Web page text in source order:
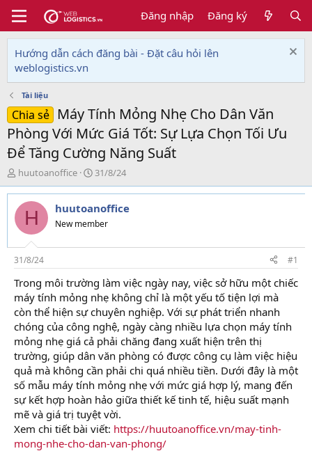
Đăng nhập Đăng ký
Hướng dẫn cách đăng bài - Đặt câu hỏi lên
weblogistics.vn
Tài liệu
Chia sẻ
Máy Tính Mỏng Nhẹ Cho Dân Văn
Phòng Với Mức Giá Tốt: Sự Lựa Chọn Tối Ưu
Để Tăng Cường Năng Suất
T
h
r
e
d
s
t
a
r
t
e
r
huutoanoffice
N
g
à
y
g
i
31/8/24
H huutoanoffice
New member
31/8/24 #1
Trong môi trường làm việc ngày nay, việc sở hữu một chiếc
máy tính mỏng nhẹ không chỉ là một yếu tố tiện lợi mà
còn thể hiện sự chuyên nghiệp. Với sự phát triển nhanh
chóng của công nghệ, ngày càng nhiều lựa chọn máy tính
mỏng nhẹ giá cả phải chăng đang xuất hiện trên thị
trường, giúp dân văn phòng có được công cụ làm việc hiệu
quả mà không cần phải chi quá nhiều tiền. Dưới đây là một
số mẫu máy tính mỏng nhẹ với mức giá hợp lý, mang đến
sự kết hợp hoàn hảo giữa thiết kế tinh tế, hiệu suất mạnh
mẽ và giá trị tuyệt vời.
Xem chi tiết bài viết: https://huutoanoffice.vn/may-tinh-
mong-nhe-cho-dan-van-phong/